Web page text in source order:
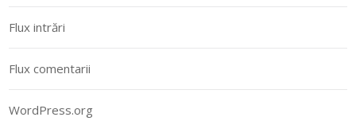
Flux intrări
Flux comentarii
WordPress.org